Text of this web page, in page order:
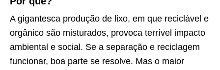
A gigantesca produção de lixo, em que reciclável e
orgânico são misturados, provoca terrível impacto
ambiental e social. Se a separação e reciclagem
funcionar, boa parte se resolve. Mas o maior